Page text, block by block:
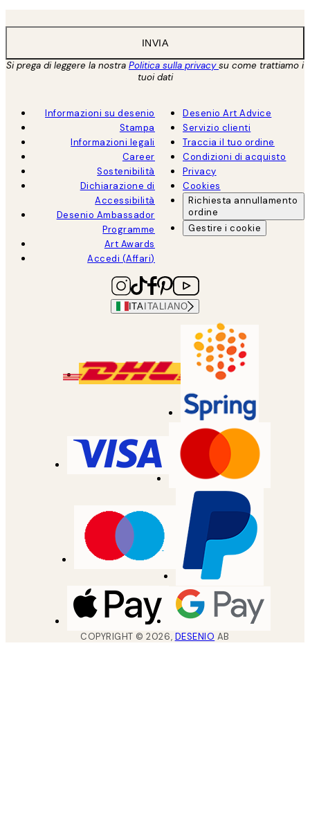
INVIA
Si prega di leggere la nostra Politica sulla privacysu come trattiamo i
tuoi dati
Informazioni su desenio
Stampa
Informazioni legali
Career
Sostenibilità
Dichiarazione di
Accessibilità
Desenio Ambassador
Programme
Art Awards
Accedi (Affari)
Desenio Art Advice
Servizio clienti
Traccia il tuo ordine
Condizioni di acquisto
Privacy
Cookies
Richiesta annullamento
ordine
Gestire i cookie
ITA ITALIANO
COPYRIGHT ©2026, DESENIO AB